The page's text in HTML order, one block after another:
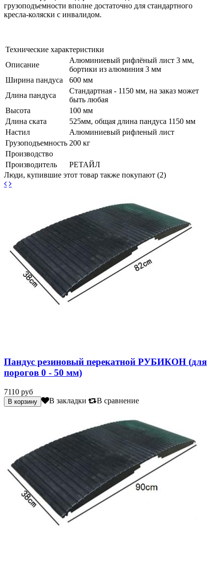
грузоподъемности вполне достаточно для стандартного
кресла-коляски с инвалидом.
Технические характеристики
Описание
Алюминиевый рифлёный лист 3 мм,
бортики из алюминия 3 мм
Ширина пандуса
600 мм
Длина пандуса
Стандартная - 1150 мм, на заказ может
быть любая
Высота
100 мм
Длина ската
525мм, общая длина пандуса 1150 мм
Настил
Алюминиевый рифленый лист
Грузоподъемность 200 кг
Производство
Производитель
РЕТАЙЛ
Люди, купившие этот товар также покупают (2)
Пандус резиновый перекатной РУБИКОН (для
порогов 0 - 50 мм)
7110 руб
В закладки В сравнение